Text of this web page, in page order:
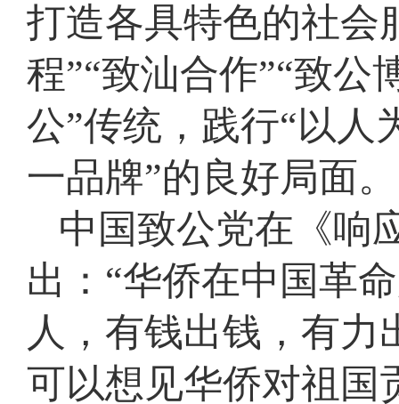
打造各具特色的社会
程”“致汕合作”“致公
公”传统，践行“以人
一品牌”的良好局面。
中国致公党在《响
出：“华侨在中国革
人，有钱出钱，有力
可以想见华侨对祖国